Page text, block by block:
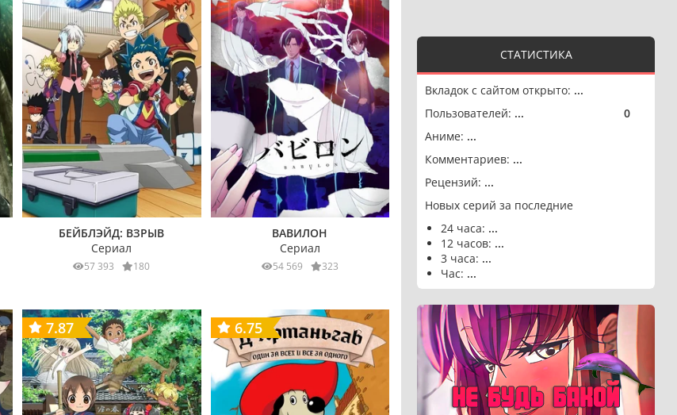
СТАТИСТИКА
Вкладок с сайтом открыто: ...
Пользователей: ... 0
Аниме: ...
Комментариев: ...
Рецензий: ...
Новых серий за последние
24 часа: ...
12 часов: ...
3 часа: ...
Час: ...
БЕЙБЛЭЙД: ВЗРЫВ
Сериал
57 393 180
ВАВИЛОН
Сериал
54 569 323
7.87 6.75